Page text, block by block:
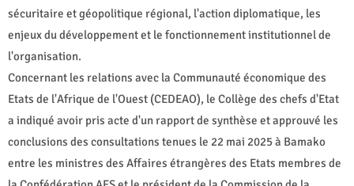
sécuritaire et géopolitique régional, l'action diplomatique, les
enjeux du développement et le fonctionnement institutionnel de
l'organisation.
Concernant les relations avec la Communauté économique des
Etats de l'Afrique de l'Ouest (CEDEAO), le Collège des chefs d'Etat
a indiqué avoir pris acte d'un rapport de synthèse et approuvé les
conclusions des consultations tenues le 22 mai 2025 à Bamako
entre les ministres des Affaires étrangères des Etats membres de